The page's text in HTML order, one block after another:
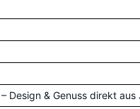
Design & Genuss direkt aus